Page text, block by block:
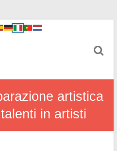
artistica
in artisti